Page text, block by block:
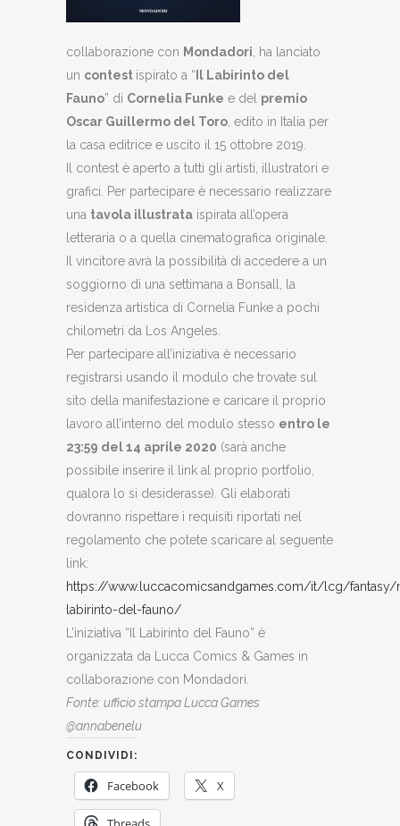
collaborazione con Mondadori, ha lanciato
un contest ispirato a “ Il Labirinto del
Fauno” di Cornelia Funke e del premio
Oscar Guillermo del Toro, edito in Italia per
la casa editrice e uscito il 15 ottobre 2019.
Il contest è aperto a tutti gli artisti, illustratori e
grafici. Per partecipare è necessario realizzare
una tavola illustrata ispirata all’opera
letteraria o a quella cinematografica originale.
Il vincitore avrà la possibilità di accedere a un
soggiorno di una settimana a Bonsall, la
residenza artistica di Cornelia Funke a pochi
chilometri da Los Angeles.
Per partecipare all’iniziativa è necessario
registrarsi usando il modulo che trovate sul
sito della manifestazione e caricare il proprio
lavoro all’interno del modulo stesso entro le
23:59 del 14 aprile 2020 (sarà anche
possibile inserire il link al proprio portfolio,
qualora lo si desiderasse). Gli elaborati
dovranno rispettare i requisiti riportati nel
regolamento che potete scaricare al seguente
link:
https://www.luccacomicsandgames.com/it/lcg/
labirinto-del-fauno/
L’iniziativa “Il Labirinto del Fauno” è
organizzata da Lucca Comics & Games in
collaborazione con Mondadori.
Fonte: ufficio stampa Lucca Games
@annabenelu
CONDIVIDI:
Facebook X